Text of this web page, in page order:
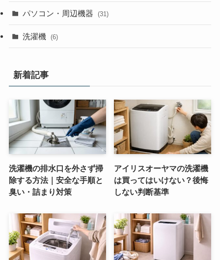
パソコン・周辺機器 (31)
洗濯機 (6)
新着記事
洗濯機の排水口を外さず掃
除する方法｜安全な手順と
臭い・詰まり対策
アイリスオーヤマの洗濯機
は買ってはいけない？後悔
しない判断基準